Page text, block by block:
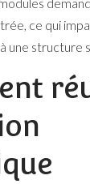
ce qui
une structure